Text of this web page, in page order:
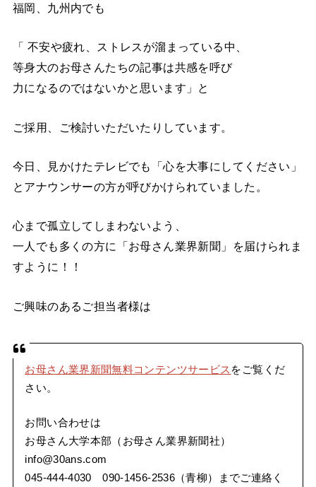
福岡、九州内でも
「 不安や疲れ、ストレスが溜まっている中、
等身大のお母さんたちの記事は共感を呼び
力になるのではないかと思います」と
ご採用、ご検討いただいたりしています。
今日、見かけたテレビでも「心を大事にしてください」
とアナウンサーの方が呼びかけられていました。
心まで孤立してしまわないよう、
一人でも多くの方に「お母さん業界新聞」を届けられま
すように！！
ご興味のあるご担当者様は
お母さん業界新聞無料コンテンツサービス をご覧くだ
さい。
お問い合わせは
お母さん大学本部（お母さん業界新聞社）
info@30ans.com
045-444-4030 090-1456-2536（青柳）までご連絡く